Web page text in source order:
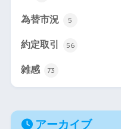
為替市況 5
約定取引 56
雑感 73
アーカイブ